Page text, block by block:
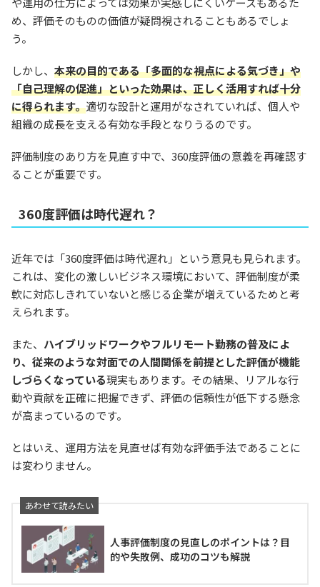
め、評価そのものの価値が疑問視されることもあるでしょ
う。
しかし、 本来の目的である「多面的な視点による気づき」や
「自己理解の促進」といった効果は、正しく活用すれば十分
に得られます。適切な設計と運用がなされていれば、個人や
組織の成長を支える有効な手段となりうるのです。
評価制度のあり方を見直す中で、360度評価の意義を再確認す
ることが重要です。
360度評価は時代遅れ？
近年では「360度評価は時代遅れ」という意見も見られます。
これは、変化の激しいビジネス環境において、評価制度が柔
軟に対応しきれていないと感じる企業が増えているためと考
えられます。
また、 ハイブリッドワークやフルリモート勤務の普及によ
り、従来のような対面での人間関係を前提とした評価が機能
しづらくなっている現実もあります。その結果、リアルな行
動や貢献を正確に把握できず、評価の信頼性が低下する懸念
が高まっているのです。
とはいえ、運用方法を見直せば有効な評価手法であることに
は変わりません。
人事評価制度の見直しのポイントは？目
的や失敗例、成功のコツも解説